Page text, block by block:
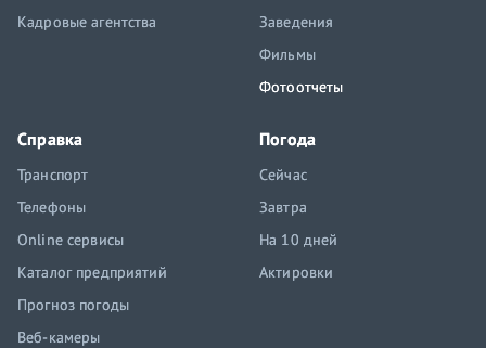
Кадровые агентства
Заведения
Фильмы
Фотоотчеты
Справка
Транспорт
Телефоны
Online сервисы
Каталог предприятий
Прогноз погоды
Веб-камеры
Погода
Сейчас
Завтра
На 10 дней
Актировки